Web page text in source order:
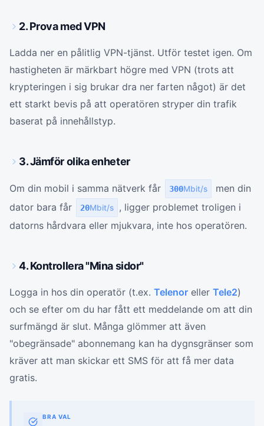
2. Prova med VPN
Ladda ner en pålitlig VPN-tjänst. Utför testet igen. Om
hastigheten är märkbart högre med VPN (trots att
krypteringen i sig brukar dra ner farten något) är det
ett starkt bevis på att operatören stryper din trafik
baserat på innehållstyp.
3. Jämför olika enheter
Om din mobil i samma nätverk får 300Mbit/s
men din
dator bara får
20Mbit/s
, ligger problemet troligen i
datorns hårdvara eller mjukvara, inte hos operatören.
4. Kontrollera "Mina sidor"
Logga in hos din operatör (t.ex. Telenor eller Tele2)
och se efter om du har fått ett meddelande om att din
surfmängd är slut. Många glömmer att även
"obegränsade" abonnemang kan ha dygnsgränser som
kräver att man skickar ett SMS för att få mer data
gratis.
BRA VAL